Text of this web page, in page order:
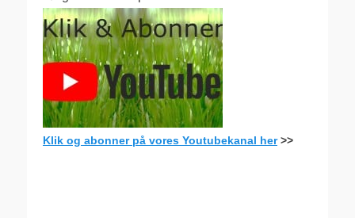
Klik og abonner på vores Youtubekanal her>>